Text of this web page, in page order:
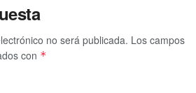
no será publicada. Los campos
con *